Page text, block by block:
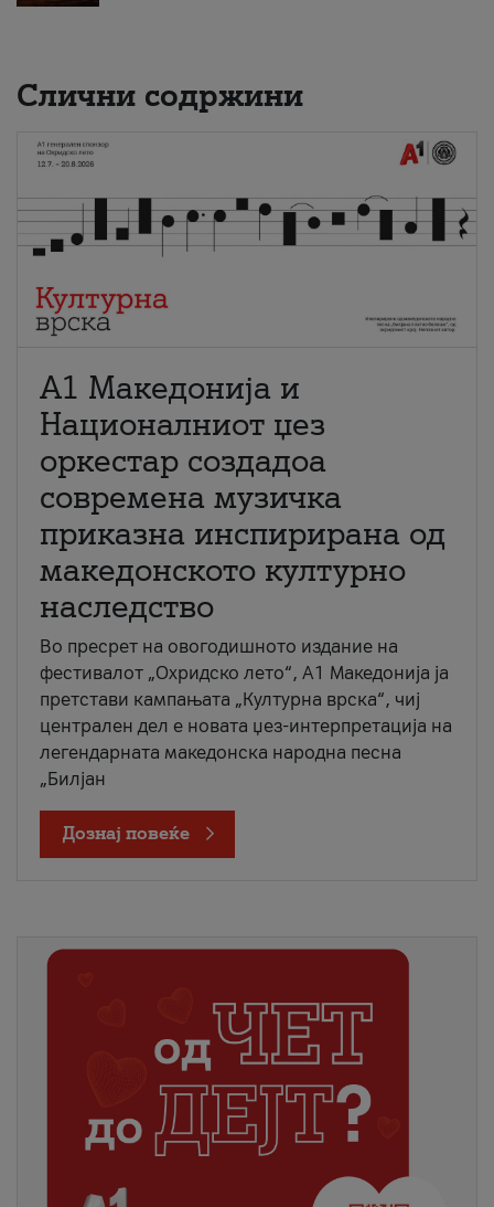
Слични содржини
А1 Македонија и
Националниот џез
оркестар создадоа
современа музичка
приказна инспирирана од
македонското културно
наследство
Во пресрет на овогодишното издание на
фестивалот „Охридско лето“, А1 Македонија ја
претстави кампањата „Културна врска“, чиј
централен дел е новата џез-интерпретација на
легендарната македонска народна песна
„Билјан
Дознај повеќе